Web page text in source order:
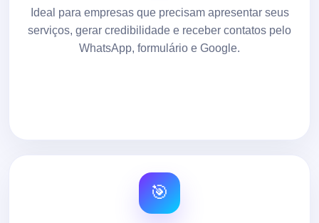
Ideal para empresas que precisam apresentar seus
serviços, gerar credibilidade e receber contatos pelo
WhatsApp, formulário e Google.
🎯